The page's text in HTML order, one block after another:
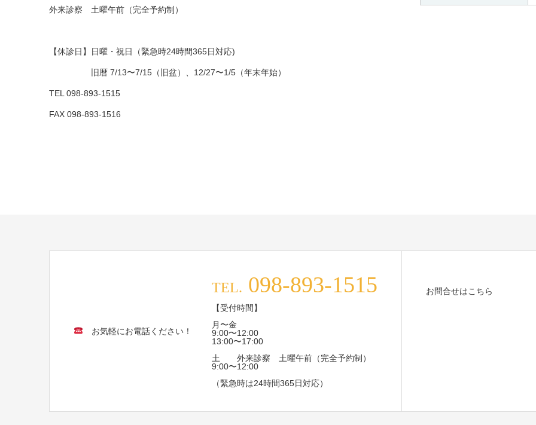
外来診察 土曜午前（完全予約制）
【休診日】日曜・祝日（緊急時24時間365日対応)
旧暦 7/13〜7/15（旧盆）、12/27〜1/5（年末年始）
TEL 098-893-1515
FAX 098-893-1516
お気軽にお電話ください！
TEL. 098-893-1515
【受付時間】
月〜金
9:00〜12:00
13:00〜17:00
土 外来診察 土曜午前（完全予約制）
9:00〜12:00
（緊急時は24時間365日対応）
お問合せはこちら